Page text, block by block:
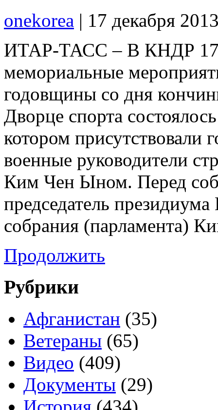
onekorea | 17 декабря
ИТАР-ТАСС – В КНДР 17
мемориальные
годовщины со дня
Дворце спорта
котором присутствовали
военные руководители
Ким Чен Ыном. Перед
председатель
собрания (парламента)
Продолжить
Рубрики
Афганистан (35)
Ветераны (65)
Видео (409)
Документы (29)